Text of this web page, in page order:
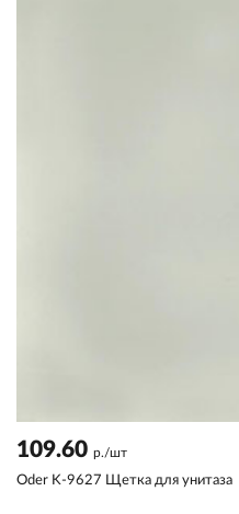
109.60 р./шт
Oder K-9627 Щетка для унитаза